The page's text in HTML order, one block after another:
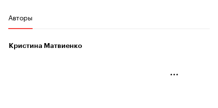
Авторы
Кристина Матвиенко